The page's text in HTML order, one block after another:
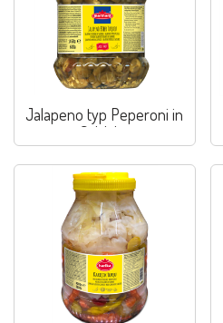
Jalapeno typ Peperoni in
Salzlake